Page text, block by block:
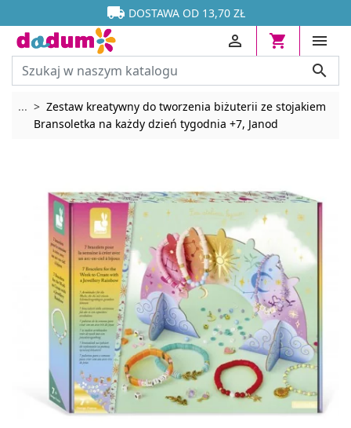

 DOSTAWA OD 13,70 ZŁ






... Rozwiń breadcrumbs
Zestaw kreatywny do tworzenia biżuterii ze stojakiem
Bransoletka na każdy dzień tygodnia +7, Janod